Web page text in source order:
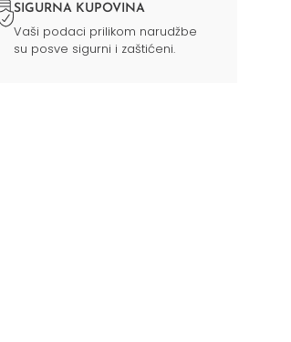
SIGURNA KUPOVINA
Vaši podaci prilikom narudžbe
su posve sigurni i zaštićeni.